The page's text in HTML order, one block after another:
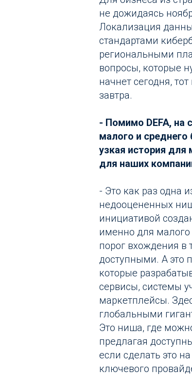
не дожидаясь
Локализация
стандартами
региональными
вопросы, которые
начнет сегодня,
завтра.
- Помимо DEFA, на
малого и
узкая история для
для наших
- Это как раз одна
недооцененных
инициативой
именно для малого
порог вхождения в
доступными. А это
которые
сервисы, системы
маркетплейсы.
глобальными
Это ниша, где
предлагая
если сделать это
ключевого